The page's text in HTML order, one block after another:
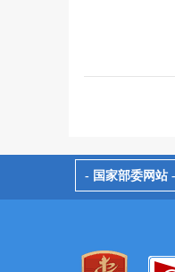
- 国家部委网站 -